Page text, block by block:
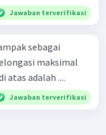
Jawaban terverifikasi
atas adalah ....
Jawaban terverifikasi